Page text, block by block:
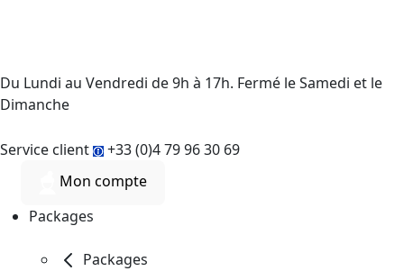
Du Lundi au Vendredi de 9h à 17h. Fermé le Samedi et le
Dimanche
Service client
+33 (0)4 79 96 30 69
Mon compte
Packages
Packages